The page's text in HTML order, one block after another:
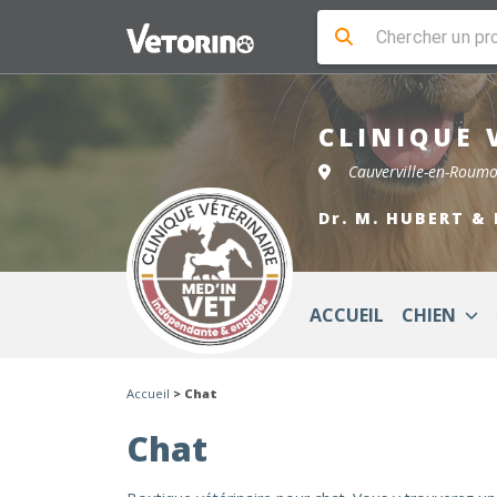
CLINIQUE
Cauverville-en-
Dr. M. HUBERT &
ACCUEIL CHIEN
Accueil > Chat
Chat